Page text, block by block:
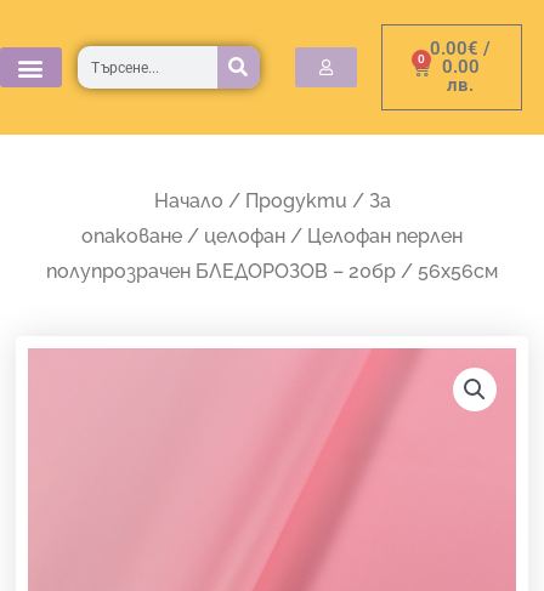
to
content
0.00€ /
0.00
лв.
0
Cart
Търсене
Начало / Продукти / За
опаковане / целофан / Целофан перлен
полупрозрачен БЛЕДОРОЗОВ – 20бр / 56х56см